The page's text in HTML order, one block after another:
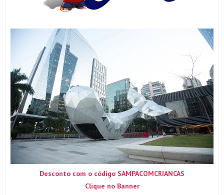
Desconto com o código SAMPACOMCRIANCAS
Clique no Banner